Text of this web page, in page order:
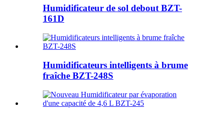
Humidificateur de sol debout BZT-
161D
Humidificateurs intelligents à brume
fraîche BZT-248S